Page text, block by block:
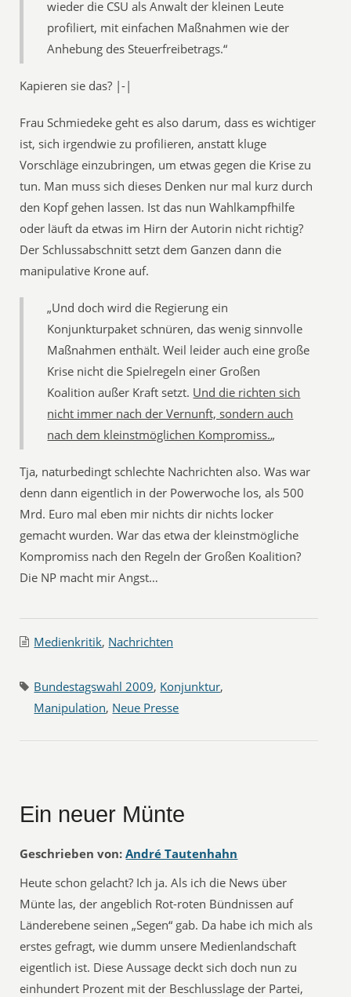
wieder die CSU als Anwalt der kleinen Leute
profiliert, mit einfachen Maßnahmen wie der
Anhebung des Steuerfreibetrags.“
Kapieren sie das? |-|
Frau Schmiedeke geht es also darum, dass es wichtiger
ist, sich irgendwie zu profilieren, anstatt kluge
Vorschläge einzubringen, um etwas gegen die Krise zu
tun. Man muss sich dieses Denken nur mal kurz durch
den Kopf gehen lassen. Ist das nun Wahlkampfhilfe
oder läuft da etwas im Hirn der Autorin nicht richtig?
Der Schlussabschnitt setzt dem Ganzen dann die
manipulative Krone auf.
„Und doch wird die Regierung ein
Konjunkturpaket schnüren, das wenig sinnvolle
Maßnahmen enthält. Weil leider auch eine große
Krise nicht die Spielregeln einer Großen
Koalition außer Kraft setzt. Und die richten sich
nicht immer nach der Vernunft, sondern auch
nach dem kleinstmöglichen Kompromiss.„
Tja, naturbedingt schlechte Nachrichten also. Was war
denn dann eigentlich in der Powerwoche los, als 500
Mrd. Euro mal eben mir nichts dir nichts locker
gemacht wurden. War das etwa der kleinstmögliche
Kompromiss nach den Regeln der Großen Koalition?
Die NP macht mir Angst…
Medienkritik, Nachrichten
Bundestagswahl 2009, Konjunktur,
Manipulation, Neue Presse
Ein neuer Münte
Geschrieben von: André Tautenhahn
Heute schon gelacht? Ich ja. Als ich die News über
Münte las, der angeblich Rot-roten Bündnissen auf
Länderebene seinen „Segen“ gab. Da habe ich mich als
erstes gefragt, wie dumm unsere Medienlandschaft
eigentlich ist. Diese Aussage deckt sich doch nun zu
einhundert Prozent mit der Beschlusslage der Partei,